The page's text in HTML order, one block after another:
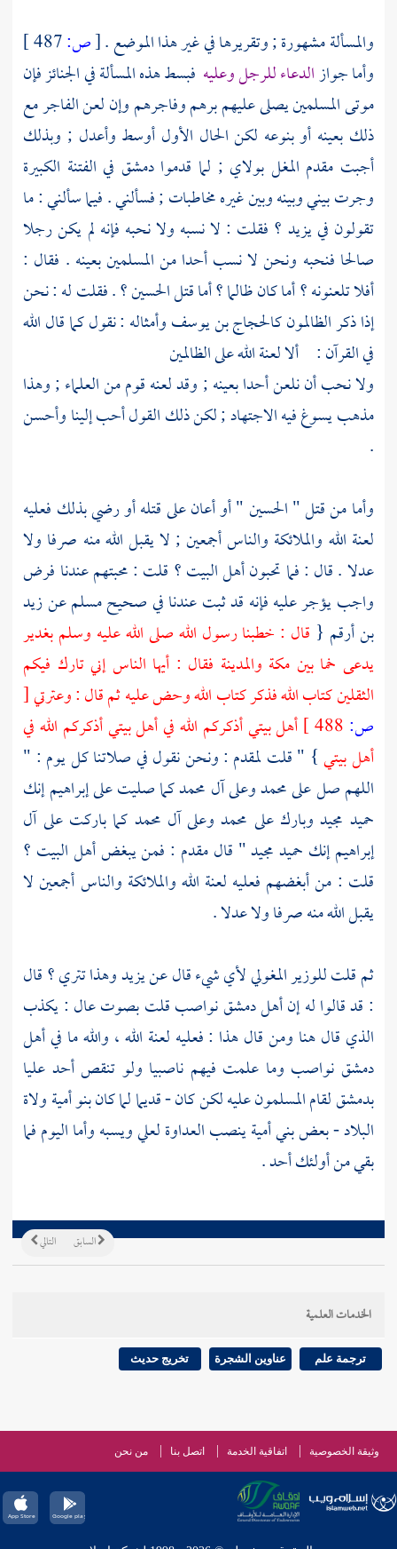
والمسألة مشهورة ; وتقريرها في غير هذا الموضع .[ص:
وأما جوازالدعاء للرجل وعليه فبسط هذه المسألة في الجنائز فإن
موتى المسلمين يصلى عليهم برهم وفاجرهم وإن لعن الفاجر مع
ذلك بعينه أو بنوعه لكن الحال الأول أوسط وأعدل ; وبذلك
أجبت مقدم المغل بولاي ; لما قدموادمشق في الفتنة الكبيرة
وجرت بيني وبينه وبين غيره مخاطبات ; فسألني . فيما سألني : ما
تقولون فييزيد ؟ فقلت : لا نسبه ولا نحبه فإنه لم يكن رجلا
صالحا فنحبه ونحن لا نسب أحدا من المسلمين بعينه . فقال :
أفلا تلعنونه ؟ أما كان ظالما ؟ أما قتلالحسين؟ . فقلت له : نحن
إذا ذكر الظالمونكالحجاج بن يوسفوأمثاله : نقول كما قال الله
في القرآن : ألا لعنة الله على الظالمين
ولا نحب أن نلعن أحدا بعينه ; وقد لعنه قوم من العلماء ; وهذا
مذهب يسوغ فيه الاجتهاد ; لكن ذلك القول أحب إلينا وأحسن
.
وأما من قتل "الحسين" أو أعان على قتله أو رضي بذلك فعليه
لعنة الله والملائكة والناس أجمعين ; لا يقبل الله منه صرفا ولا
عدلا . قال : فما تحبونأهلالبيت؟ قلت : محبتهم عندنا فرض
واجب يؤجر عليه فإنه قد ثبت عندنا في صحيحمسلمعنزيد
بن أرقم { قال : خطبنا رسول الله صلى الله عليه وسلم بغدير
يدعى خمابين مكة والمدينة فقال : أيها الناس إني تارك فيكم
الثقلين كتاب الله فذكر كتاب الله وحض عليه ثم قال : وعترتي[
ص:
أهل بيتي أذكركم الله في أهل بيتي أذكركم الله في
أهل بيتي} " قلتلمقدم : ونحن نقول في صلاتنا كل يوم : "
اللهم صل علىمحمدوعلىآل محمدكما صليت علىإبراهيمإنك
حميد مجيد وبارك على محمد وعلىآل محمد كما باركت علىآل
إبراهيمإنك حميد مجيد " قالمقدم : فمن يبغضأهلالبيت ؟
قلت : من أبغضهم فعليه لعنة الله والملائكة والناس أجمعين لا
يقبل الله منه صرفا ولا عدلا .
ثم قلت للوزير المغولي لأي شيء قال عنيزيدوهذا تتري ؟ قال
: قد قالوا له إنأهلدمشقنواصب قلت بصوت عال : يكذب
الذي قال هنا ومن قال هذا : فعليه لعنة الله ، والله ما فيأهل
دمشق نواصب وما علمت فيهم ناصبيا ولو تنقص أحد عليا
بدمشقلقام المسلمون عليه لكن كان - قديما لما كانبنو أميةولاة
البلاد - بعضبني أميةينصب العداوةلعليويسبه وأما اليوم فما
بقي من أولئك أحد .
التالي السابق
الخدمات العلمية
ترجمة علم عناوين الشجرة تخريج حديث
وثيقة الخصوصية اتفاقية الخدمة اتصل بنا من نحن